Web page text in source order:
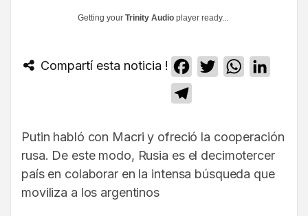
Getting your Trinity Audio player ready...
Compartí esta noticia ! Facebook
TwitterWhatsApp
Putin habló con Macri y ofreció la cooperación
rusa. De este modo, Rusia es el decimotercer
país en colaborar en la intensa búsqueda que
moviliza a los argentinos